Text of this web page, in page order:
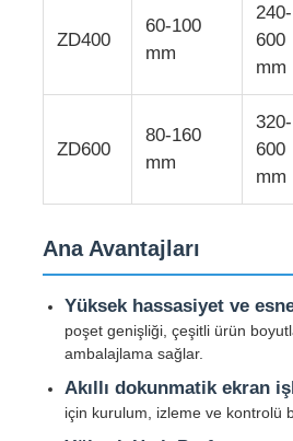
Haberler
Tüm servis talepleri
Ekstrüzyon Üretim hattı
tel ekstrüzyon hattı
tel bükme makinesi
ZD400
60-100
mm
240-
600
mm
ZD600
80-160
mm
320-
600
mm
Ana Avantajları
Yüksek hassasiyet ve
poşet genişliği, çeşitli ürün
ambalajlama sağlar.
Akıllı dokunmatik ekran
için kurulum, izleme ve kontrolü